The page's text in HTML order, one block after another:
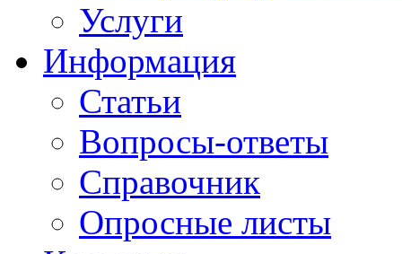
Услуги
Информация
Статьи
Вопросы-ответы
Справочник
Опросные листы